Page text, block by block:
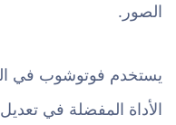
الصور.
يستخدم فوتوشوب في
الأداة المفضلة في